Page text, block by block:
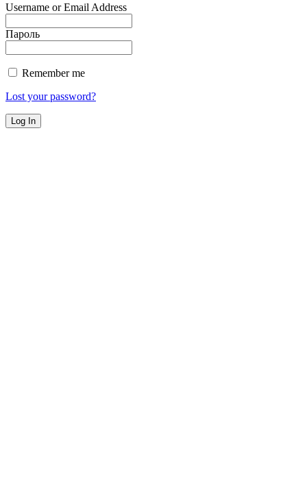
Username or Email Address
Пароль
Remember me
Lost your password?